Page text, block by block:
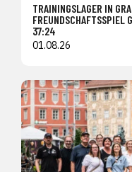
TRAININGSLAGER IN
FREUNDSCHAFTSSPIEL
37:24
01.08.26